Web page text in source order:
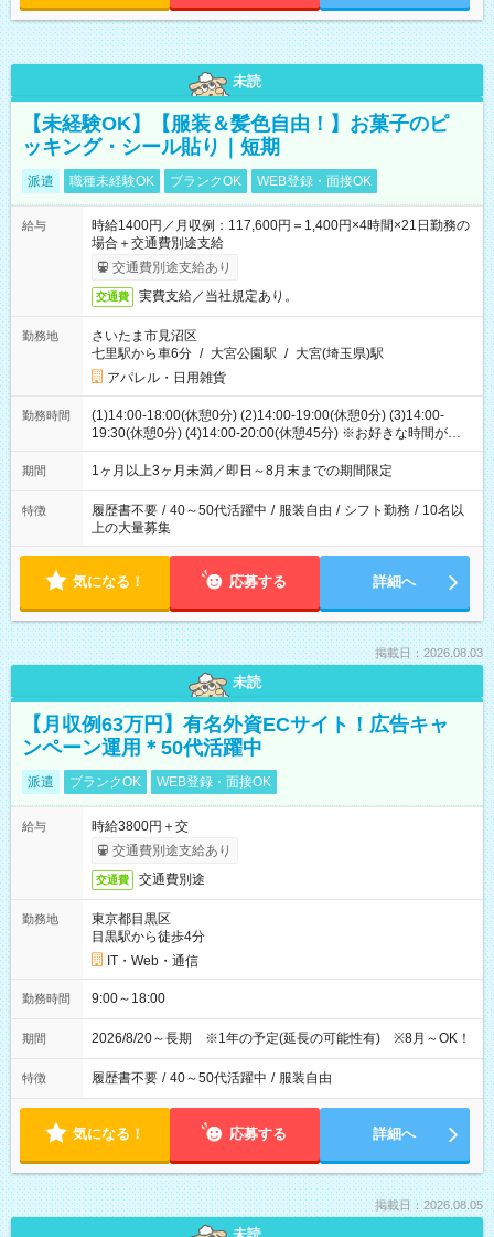
未読
【未経験OK】【服装＆髪色自由！】お菓子のピ
ッキング・シール貼り｜短期
派遣 職種未経験OK ブランクOK WEB登録・面接OK
給与
時給1400円／月収例：117,600円＝1,400円×4時間×21日勤務の
場合＋交通費別途支給
交通費別途支給あり
交通費 実費支給／当社規定あり。
勤務地
さいたま市見沼区
七里駅から車6分 / 大宮公園駅 / 大宮(埼玉県)駅
アパレル・日用雑貨
勤務時間
(1)14:00-18:00(休憩0分) (2)14:00-19:00(休憩0分) (3)14:00-
19:30(休憩0分) (4)14:00-20:00(休憩45分) ※お好きな時間が選べ
ます
期間 1ヶ月以上3ヶ月未満／即日～8月末までの期間限定
特徴 履歴書不要 / 40～50代活躍中 / 服装自由 / シフト勤務 / 10名以
上の大量募集
気になる！ 応募する 詳細へ
掲載日：2026.08.03
未読
【月収例63万円】有名外資ECサイト！広告キャ
ンペーン運用＊50代活躍中
派遣 ブランクOK WEB登録・面接OK
給与
時給3800円＋交
交通費別途支給あり
交通費 交通費別途
勤務地
東京都目黒区
目黒駅から徒歩4分
IT・Web・通信
勤務時間 9:00～18:00
期間 2026/8/20～長期 ※1年の予定(延長の可能性有) ※8月～OK！
特徴 履歴書不要 / 40～50代活躍中 / 服装自由
気になる！ 応募する 詳細へ
掲載日：2026.08.05